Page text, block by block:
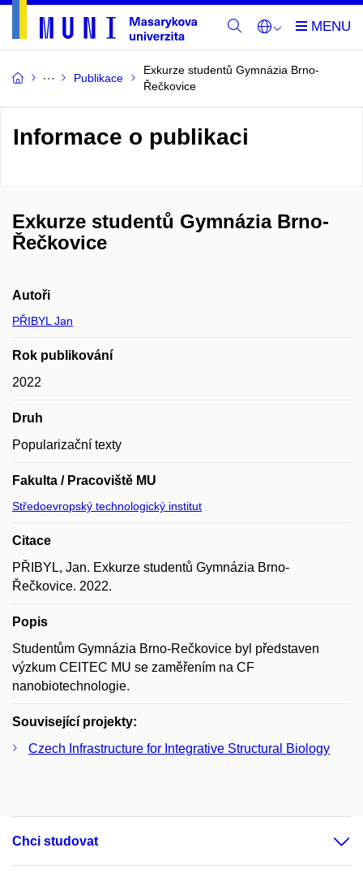
Publikace
Exkurze studentů Gymnázia Brno-
Řečkovice
Informace o publikaci
Exkurze studentů Gymnázia Brno-
Řečkovice
Autoři
PŘIBYL Jan
Rok publikování
2022
Druh
Popularizační texty
Fakulta / Pracoviště MU
Středoevropský technologický institut
Citace
PŘIBYL, Jan. Exkurze studentů Gymnázia Brno-
Řečkovice. 2022.
Popis
Studentům Gymnázia Brno-Rečkovice byl představen
výzkum CEITEC MU se zaměřením na CF
nanobiotechnologie.
Související projekty:
Czech Infrastructure for Integrative Structural Biology
Chci studovat